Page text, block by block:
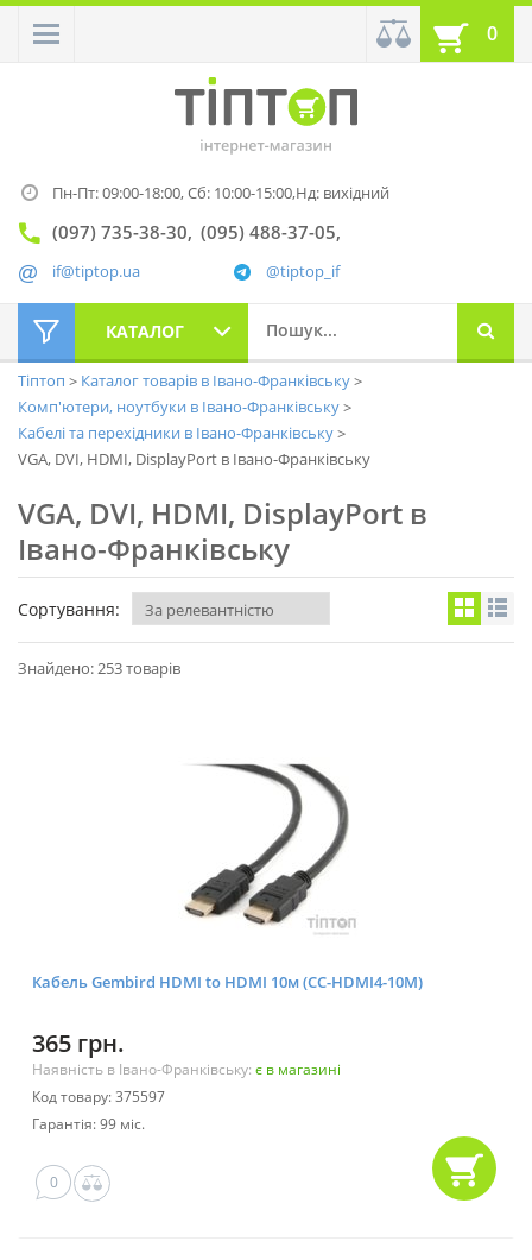
0
Пн-Пт: 09:00-18:00,Сб: 10:00-15:00,Нд: вихідний
(097) 735-38-30 (095) 488-37-05
@tiptop_if
if@tiptop.ua
КАТАЛОГ
Тіптоп
Каталог товарів в Івано-Франківську
Комп'ютери, ноутбуки в Івано-Франківську
Кабелі та перехідники в Івано-Франківську
VGA, DVI, HDMI, DisplayPort в Івано-Франківську
VGA, DVI, HDMI, DisplayPort в
Івано-Франківську
Сортування:
Знайдено: 253 товарів
Кабель Gembird HDMI to HDMI 10м (CC-HDMI4-10M)
365 грн.
Наявність в Івано-Франківську: є в магазині
Код товару: 375597
Гарантія: 99 міс.
0